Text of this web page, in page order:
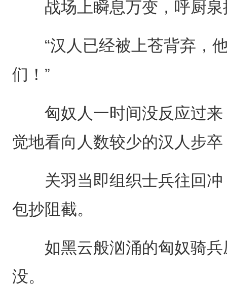
战场上瞬息万变，呼厨泉
“汉人已经被上苍背弃，他
们！”
匈奴人一时间没反应过来
觉地看向人数较少的汉人步
关羽当即组织士兵往回冲
包抄阻截。
如黑云般汹涌的匈奴骑兵
没。